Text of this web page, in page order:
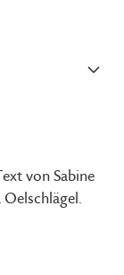
von Sabine